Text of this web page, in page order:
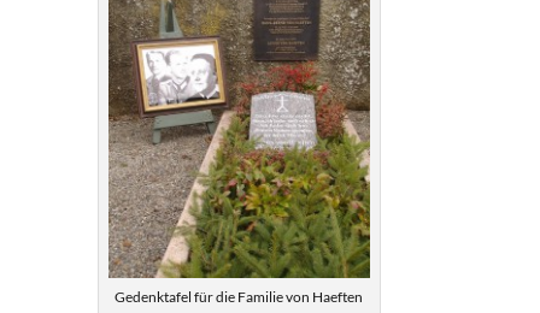
Gedenktafel für die Familie von Haeften